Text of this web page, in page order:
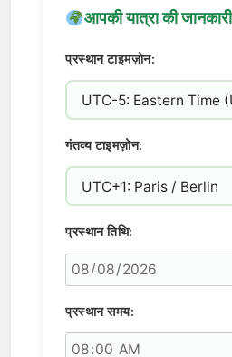
आपकी यात्रा की जानकारी
प्रस्थान टाइमज़ोन:
गंतव्य टाइमज़ोन:
प्रस्थान तिथि:
प्रस्थान समय: